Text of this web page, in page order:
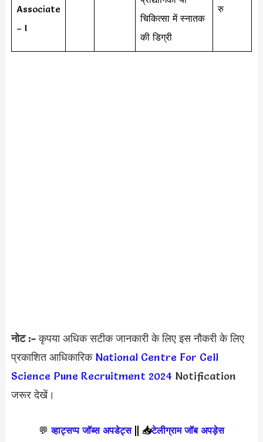
Associate
– I
चिकित्सा में स्नातक
की डिग्री
रु
नोट :-कृपया अधिक सटीक जानकारी के लिए इस नौकरी के लिए
प्रकाशित आधिकारिक National Centre For Cell
Science Pune Recruitment 2024 Notification
जरूर देखें।
💬 व्हाट्सप्प जॉब्स अपडेट्स|| 📥टेलीग्राम जॉब अपड़ेस